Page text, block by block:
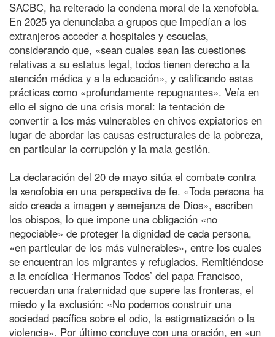
SACBC, ha reiterado la condena moral de la xenofobia.
En 2025 ya denunciaba a grupos que impedían a los
extranjeros acceder a hospitales y escuelas,
considerando que, «sean cuales sean las cuestiones
relativas a su estatus legal, todos tienen derecho a la
atención médica y a la educación», y calificando estas
prácticas como «profundamente repugnantes». Veía en
ello el signo de una crisis moral: la tentación de
convertir a los más vulnerables en chivos expiatorios en
lugar de abordar las causas estructurales de la pobreza,
en particular la corrupción y la mala gestión.
La declaración del 20 de mayo sitúa el combate contra
la xenofobia en una perspectiva de fe. «Toda persona ha
sido creada a imagen y semejanza de Dios», escriben
los obispos, lo que impone una obligación «no
negociable» de proteger la dignidad de cada persona,
«en particular de los más vulnerables», entre los cuales
se encuentran los migrantes y refugiados. Remitiéndose
a la encíclica ‘Hermanos Todos’ del papa Francisco,
recuerdan una fraternidad que supere las fronteras, el
miedo y la exclusión: «No podemos construir una
sociedad pacífica sobre el odio, la estigmatización o la
violencia». Por último concluye con una oración, en «un